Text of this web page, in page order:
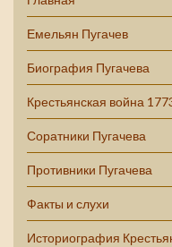
Емельян Пугачев
Биография Пугачева
Крестьянская война
Соратники Пугачева
Противники Пугачева
Факты и слухи
Историография